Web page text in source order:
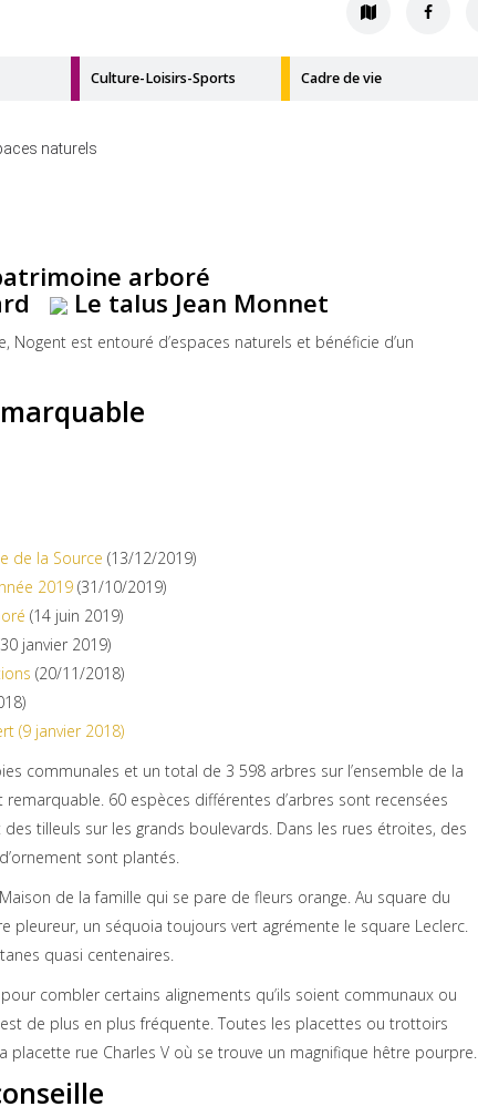
Culture-Loisirs-Sports Cadre de vie
naturels
arboré
Le talus Jean Monnet
est entouré d’espaces naturels et bénéficie d’un
de la Source (13/12/2019)
2019 (31/10/2019)
(14 juin 2019)
janvier 2019)
(20/11/2018)
(9 janvier 2018)
communales et un total de 3 598 arbres sur l’ensemble de la
60 espèces différentes d’arbres sont recensées
tilleuls sur les grands boulevards. Dans les rues étroites, des
sont plantés.
de la famille qui se pare de fleurs orange. Au square du
pleureur, un séquoia toujours vert agrémente le square Leclerc.
quasi centenaires.
combler certains alignements qu’ils soient communaux ou
de plus en plus fréquente. Toutes les placettes ou trottoirs
rue Charles V où se trouve un magnifique hêtre pourpre.